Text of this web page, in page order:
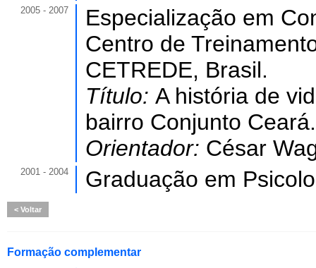
2005 - 2007
Especialização em
Centro de
CETREDE, Brasil.
Título: A história de
bairro Conjunto
Orientador: César
2001 - 2004 Graduação em
Voltar
Formação complementar